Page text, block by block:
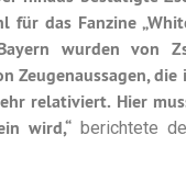
für das Fanzine
wurden von
Zeugenaussagen,
relativiert. Hier
wird,“ berichtete